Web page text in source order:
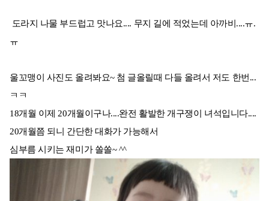
도라지 나물 부드럽고 맛나요.... 무지 길에 적었는데 아까비....ㅠ.
ㅠ
울꼬맹이 사진도 올려봐요~ 첨 글올릴때 다들 올려서 저도 한번...
ㅋㅋ
18개월 이제 20개월이구나....완전 활발한 개구쟁이 녀석입니다....
20개월쯤 되니 간단한 대화가 가능해서
심부름 시키는 재미가 쏠쏠~ ^^